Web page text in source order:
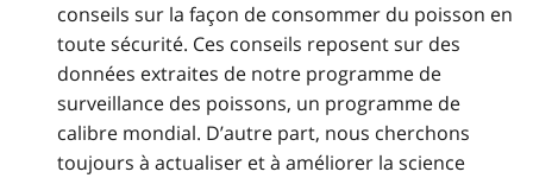
conseils sur la façon de consommer du poisson en
toute sécurité. Ces conseils reposent sur des
données extraites de notre programme de
surveillance des poissons, un programme de
calibre mondial. D’autre part, nous cherchons
toujours à actualiser et à améliorer la science